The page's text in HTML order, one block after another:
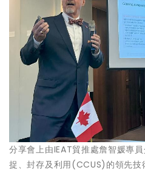
分享會上由IEAT貿推處詹智媛專
捉、封存及利用(CCUS)的領先